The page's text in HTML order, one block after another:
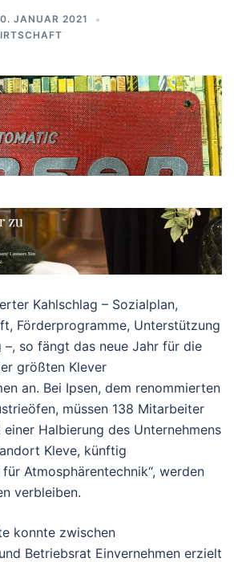
JANUAR 2021
Kahlschlag – Sozialplan,
Förderprogramme, Unterstützung
–, so fängt das neue Jahr für die
größten Klever
an. Bei Ipsen, dem renommierten
müssen 138 Mitarbeiter
Halbierung des Unternehmens
Kleve, künftig
Atmosphärentechnik“, werden
verbleiben.
konnte zwischen
Betriebsrat Einvernehmen erzielt